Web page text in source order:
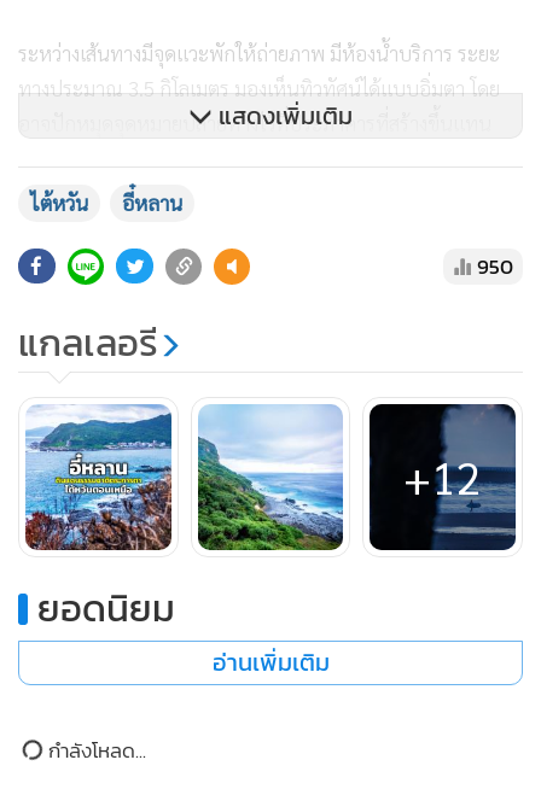
ระหว่างเส้นทางมีจุดแวะพักให้ถ่ายภาพ มีห้องน้ำบริการ ระยะ
ทางประมาณ 3.5 กิโลเมตร มองเห็นทิวทัศน์ได้แบบอิ่มตา โดย
อาจปักหมุดจุดหมายปลายทางไว้ที่ประภาคารที่สร้างขึ้นแทน
อยู่บนเนินเขา
ศาลาจุดพักถ่ายรูป ที่แหลมปี๋โถวเจี่ยว
นอกจากนี้ ก่อนไปถึงแหลมปี๋โถวเจี่ยว มีจุดชมทิวทัศน์บริเวณ
เป็นถนนเส้นตรงยาว ที่มีจุดถ่ายภาพริมถนน แวะชมคลื่นยักษ์
แสดงเพิ่มเติม
ไต้หวัน อี๋หลาน
950
แกลเลอรี
+12
ยอดนิยม
อ่านเพิ่มเติม
ข่าวในหมวดล่าสุด